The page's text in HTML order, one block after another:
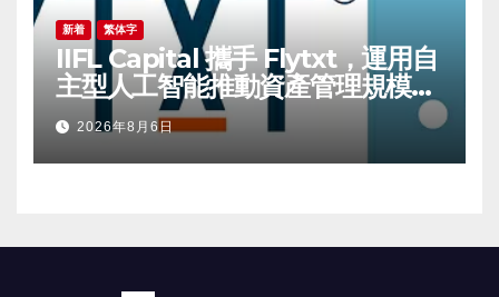
新着 繁体字
IIFL Capital 攜手 Flytxt，運用自
主型人工智能推動資產管理規模可
持續增長
2026年8月6日